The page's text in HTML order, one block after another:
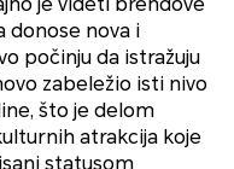
donose nova i
počinju da istražuju
zabeležio isti nivo
što je delom
atrakcija koje
statusom